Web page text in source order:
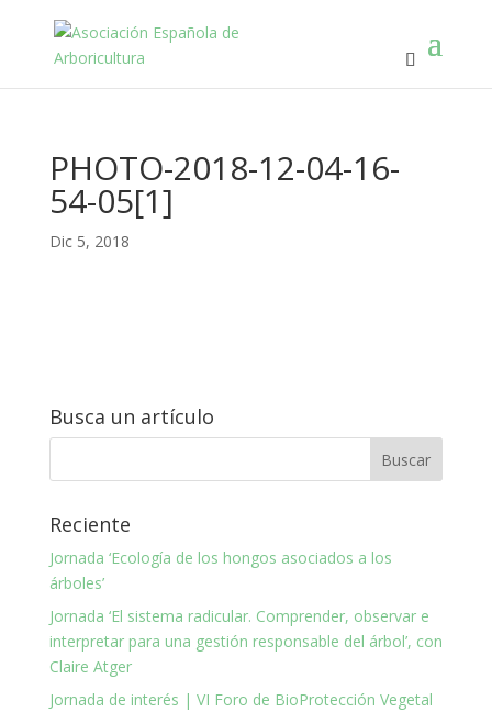
PHOTO-2018-12-04-16-
54-05[1]
Dic 5, 2018
Busca un artículo
Reciente
Jornada ‘Ecología de los hongos asociados a los
árboles’
Jornada ‘El sistema radicular. Comprender, observar e
interpretar para una gestión responsable del árbol’, con
Claire Atger
Jornada de interés | VI Foro de BioProtección Vegetal